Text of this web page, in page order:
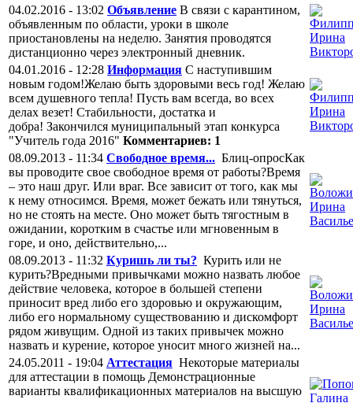
04.02.2016 - 13:02 Объявление В связи с карантином,
объявленным по области, уроки в школе
приостановлены на неделю. Занятия проводятся
дистанционно через электронный дневник.
04.01.2016 - 12:28 Информация С наступившим
новым годом!Желаю быть здоровыми весь год! Желаю
всем душевного тепла! Пусть вам всегда, во всех
делах везет! Стабильности, достатка и
добра! Закончился муниципальный этап конкурса
"Учитель года 2016" Комментариев: 1
08.09.2013 - 11:34 Свободное время... Блиц-опросКак
вы проводите свое свободное время от работы?Время
– это наш друг. Или враг. Все зависит от того, как мы
к нему относимся. Время, может бежать или тянуться,
но не стоять на месте. Оно может быть тягостным в
ожидании, коротким в счастье или мгновенным в
горе, и оно, действительно,...
08.09.2013 - 11:32 Куришь ли ты? Курить или не
курить?Вредными привычками можно назвать любое
действие человека, которое в большей степени
приносит вред либо его здоровью и окружающим,
либо его нормальному существованию и дискомфорт
рядом живущим. Одной из таких привычек можно
назвать и курение, которое уносит много жизней на...
24.05.2011 - 19:04 Аттестация Некоторые материалы
для аттестации в помощь Демонстрационные
варианты квалификационных материалов на высшую